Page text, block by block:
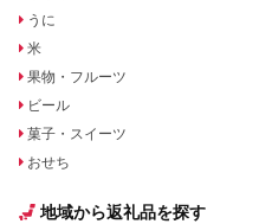
うに
米
果物・フルーツ
ビール
菓子・スイーツ
おせち
地域から返礼品を探す